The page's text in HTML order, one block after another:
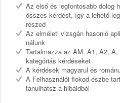
Az első és legfontosabb dolog
összes kérdést, így a lehető
részed
Az elméleti vizsgán hasonló
nálunk
Tartalmazza az AM, A1, A2,
kategóriás kérdéseket
A kérdések magyarul és
A Felhasználói fiokod észbe
tanulhatsz a hibáidból